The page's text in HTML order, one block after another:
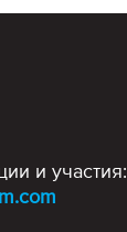
и участия: